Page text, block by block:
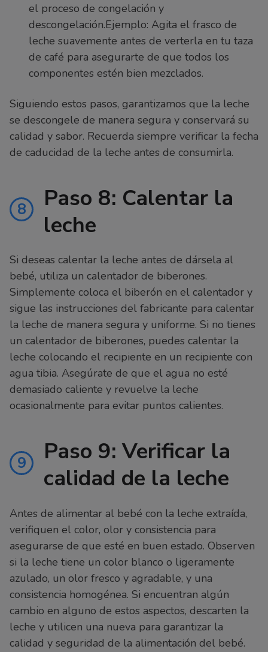
el proceso de congelación y
descongelación.Ejemplo: Agita el frasco de
leche suavemente antes de verterla en tu taza
de café para asegurarte de que todos los
componentes estén bien mezclados.
Siguiendo estos pasos, garantizamos que la leche
se descongele de manera segura y conservará su
calidad y sabor. Recuerda siempre verificar la fecha
de caducidad de la leche antes de consumirla.
8
Paso 8: Calentar la
leche
Si deseas calentar la leche antes de dársela al
bebé, utiliza un calentador de biberones.
Simplemente coloca el biberón en el calentador y
sigue las instrucciones del fabricante para calentar
la leche de manera segura y uniforme. Si no tienes
un calentador de biberones, puedes calentar la
leche colocando el recipiente en un recipiente con
agua tibia. Asegúrate de que el agua no esté
demasiado caliente y revuelve la leche
ocasionalmente para evitar puntos calientes.
9
Paso 9: Verificar la
calidad de la leche
Antes de alimentar al bebé con la leche extraída,
verifiquen el color, olor y consistencia para
asegurarse de que esté en buen estado. Observen
si la leche tiene un color blanco o ligeramente
azulado, un olor fresco y agradable, y una
consistencia homogénea. Si encuentran algún
cambio en alguno de estos aspectos, descarten la
leche y utilicen una nueva para garantizar la
calidad y seguridad de la alimentación del bebé.